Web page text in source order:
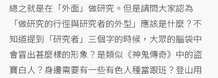
總之就是在「外面」做研究。但是請問大家認為
「做研究的行徑與研究者的外型」應該是什麼？不
知道提到「研究者」三個字的時候，大眾的腦袋中
會冒出甚麼樣的形象？是類似《神鬼傳奇》中的盜
寶白人？身邊需要有一些有色人種當跟班？登山用